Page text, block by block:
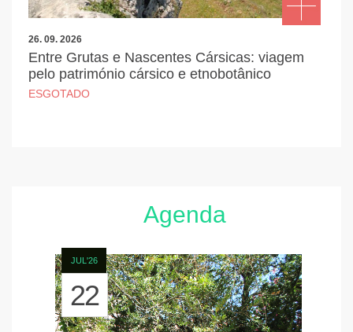
26. 09. 2026
Entre Grutas e Nascentes Cársicas: viagem
pelo património cársico e etnobotânico
ESGOTADO
Agenda
JUL'26
22